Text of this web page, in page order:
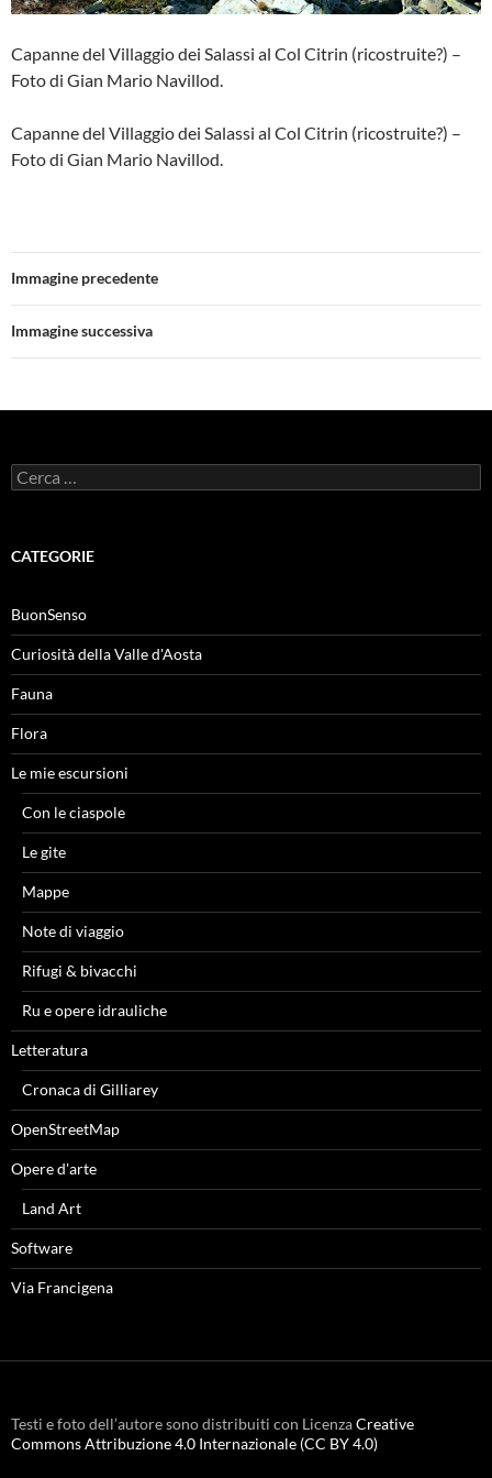
Capanne del Villaggio dei Salassi al Col Citrin (ricostruite?) –
Foto di Gian Mario Navillod.
Capanne del Villaggio dei Salassi al Col Citrin (ricostruite?) –
Foto di Gian Mario Navillod.
Immagine precedente
Immagine successiva
Ricerca
per:
CATEGORIE
BuonSenso
Curiosità della Valle d'Aosta
Fauna
Flora
Le mie escursioni
Con le ciaspole
Le gite
Mappe
Note di viaggio
Rifugi & bivacchi
Ru e opere idrauliche
Letteratura
Cronaca di Gilliarey
OpenStreetMap
Opere d'arte
Land Art
Software
Via Francigena
Testi e foto dell’autore sono distribuiti con LicenzaCreative
Commons Attribuzione 4.0 Internazionale (CC BY 4.0)